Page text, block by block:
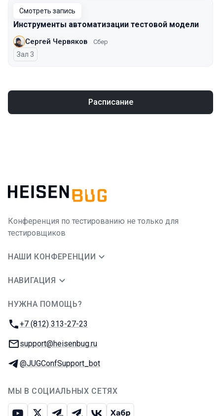
Смотреть запись
Инструменты автоматизации тестовой модели
Сергей Червяков Сбер
Зал 3
Расписание
Конференция по тестированию не только для
тестировщиков
НАШИ КОНФЕРЕНЦИИ
НАВИГАЦИЯ
НУЖНА ПОМОЩЬ?
Телефон:
+7 (812) 313-27-23
E-mail:
support@heisenbug.ru
Телеграм:
@JUGConfSupport_bot
МЫ В СОЦИАЛЬНЫХ СЕТЯХ